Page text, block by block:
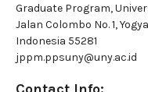
Graduate Program,
Jalan Colombo No. 1,
Indonesia 55281
jppm.ppsuny@uny.ac.id